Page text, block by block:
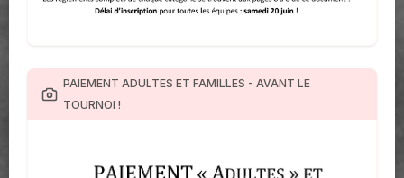
PAIEMENT ADULTES ET FAMILLES - AVANT LE
TOURNOI !